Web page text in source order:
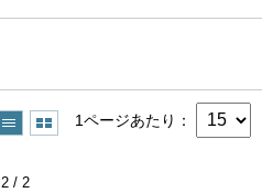
1ページあたり
2 / 2